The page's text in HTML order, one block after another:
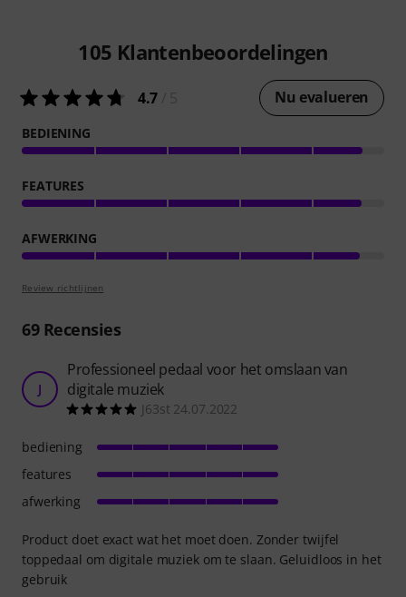
105 Klantenbeoordelingen
4.7 Nu evalueren
BEDIENING
FEATURES
AFWERKING
Review richtlijnen
69Recensies
J
Professioneel pedaal voor het omslaan van
digitale muziek
J63st 24.07.2022
Product doet exact wat het moet doen. Zonder twijfel
toppedaal om digitale muziek om te slaan. Geluidloos in het
gebruik
bediening
features
afwerking